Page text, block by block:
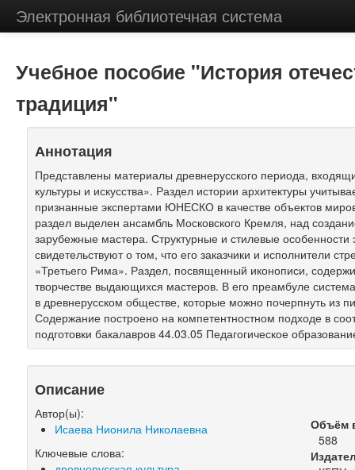
Электронная библиотечная система
Учебное пособие "История
традиция"
Аннотация
Представлены материалы древнерусского периода,
культуры и искусства». Раздел истории архитектуры
признанные экспертами ЮНЕСКО в качестве объектов
раздел выделен ансамбль Московского Кремля, над
зарубежные мастера. Структурные и стилевые особенности
свидетельствуют о том, что его заказчики и исполнители
«Третьего Рима». Раздел, посвященный иконописи,
творчестве выдающихся мастеров. В его преамбуле
в древнерусском обществе, которые можно почерпнуть из
Содержание построено на компетентностном подходе в
подготовки бакалавров 44.03.05 Педагогическое
Описание
Автор(ы):
Исаева Нионила Николаевна
Ключевые слова:
Объём
588